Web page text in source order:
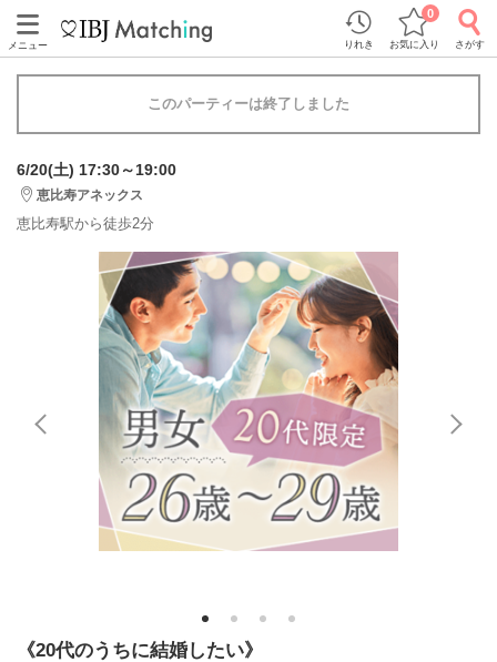
メニュー りれき お気に入り
0
さがす
このパーティーは終了しました
6/20(土) 17:30～19:00
恵比寿アネックス
恵比寿駅から徒歩2分
1 2 3 4
《20代のうちに結婚したい》